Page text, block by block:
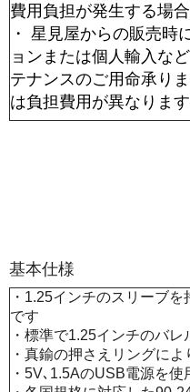
費用負担が発生する場
・ 星見屋からの販売時
ョンまたは個人輸入な
テナンスのご用命承り
は負担費用が異なりま
基本仕様
・1.25インチのスリーブ
です
・標準で1.25インチのバ
・真鍮の押さえリングに
・5V､1.5AのUSB電源を使